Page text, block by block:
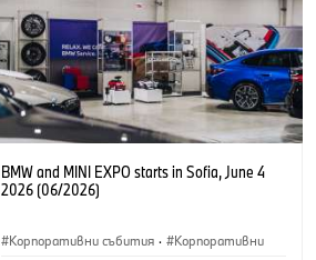
BMW and MINI EXPO starts in Sofia, June 4
2026 (06/2026)
Корпоративни събития · Корпоративни